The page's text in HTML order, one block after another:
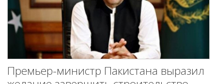
Премьер-министр Пакистана выразил